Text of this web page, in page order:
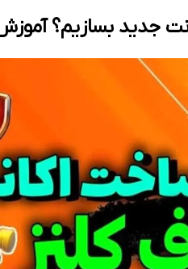
بسازیم؟ آموزش ۰ تا